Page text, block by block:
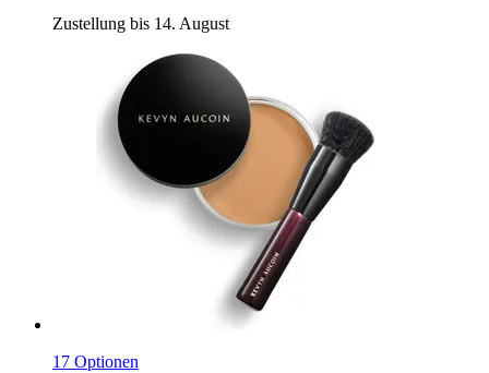
Zustellung bis 14. August
17 Optionen